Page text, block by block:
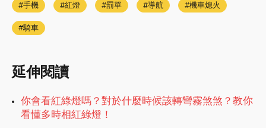
手機 紅燈 罰單 導航 機車熄火
騎車
延伸閱讀
你會看紅綠燈嗎？對於什麼時候該轉彎霧煞煞？教你
看懂多時相紅綠燈！